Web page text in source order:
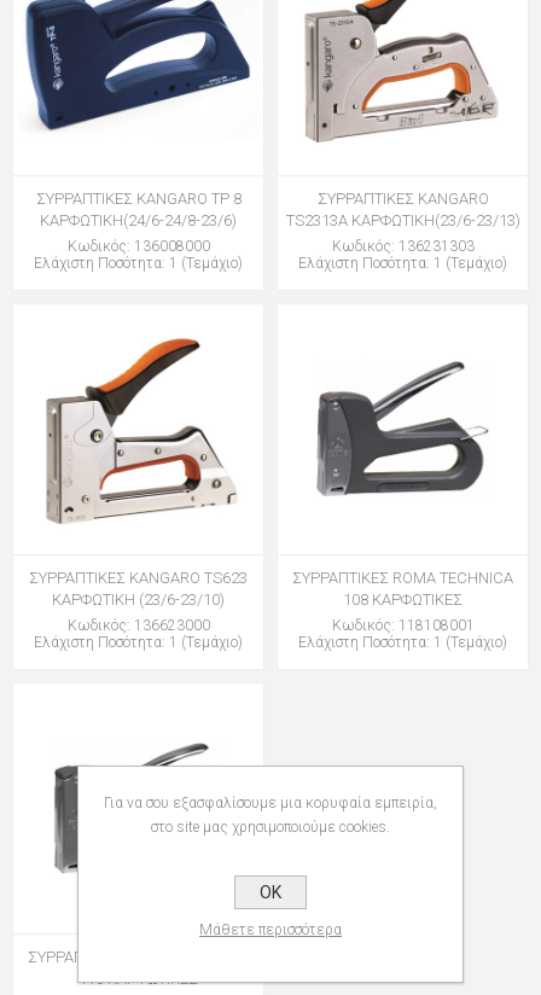
ΣΥΡΡΑΠΤΙΚΕΣ KANGARO TP 8
ΚΑΡΦΩΤΙΚΗ(24/6-24/8-23/6)
Κωδικός: 136008000
Ελάχιστη Ποσότητα: 1 (Τεμάχιο)
ΣΥΡΡΑΠΤΙΚΕΣ KANGARO
TS2313A ΚΑΡΦΩΤΙΚΗ(23/6-23/13)
Κωδικός: 136231303
Ελάχιστη Ποσότητα: 1 (Τεμάχιο)
ΣΥΡΡΑΠΤΙΚΕΣ KANGARO TS623
ΚΑΡΦΩΤΙΚΗ (23/6-23/10)
Κωδικός: 136623000
Ελάχιστη Ποσότητα: 1 (Τεμάχιο)
ΣΥΡΡΑΠΤΙΚΕΣ ROMA TECHNICA
108 ΚΑΡΦΩΤΙΚΕΣ
Κωδικός: 118108001
Ελάχιστη Ποσότητα: 1 (Τεμάχιο)
ΣΥΡΡΑΠΤΙΚΕΣ ROMA TECHNICA
110 ΚΑΡΦΩΤΙΚΕΣ
Για να σου εξασφαλίσουμε μια κορυφαία εμπειρία,
στο site μας χρησιμοποιούμε cookies.
OK
Μάθετε περισσότερα